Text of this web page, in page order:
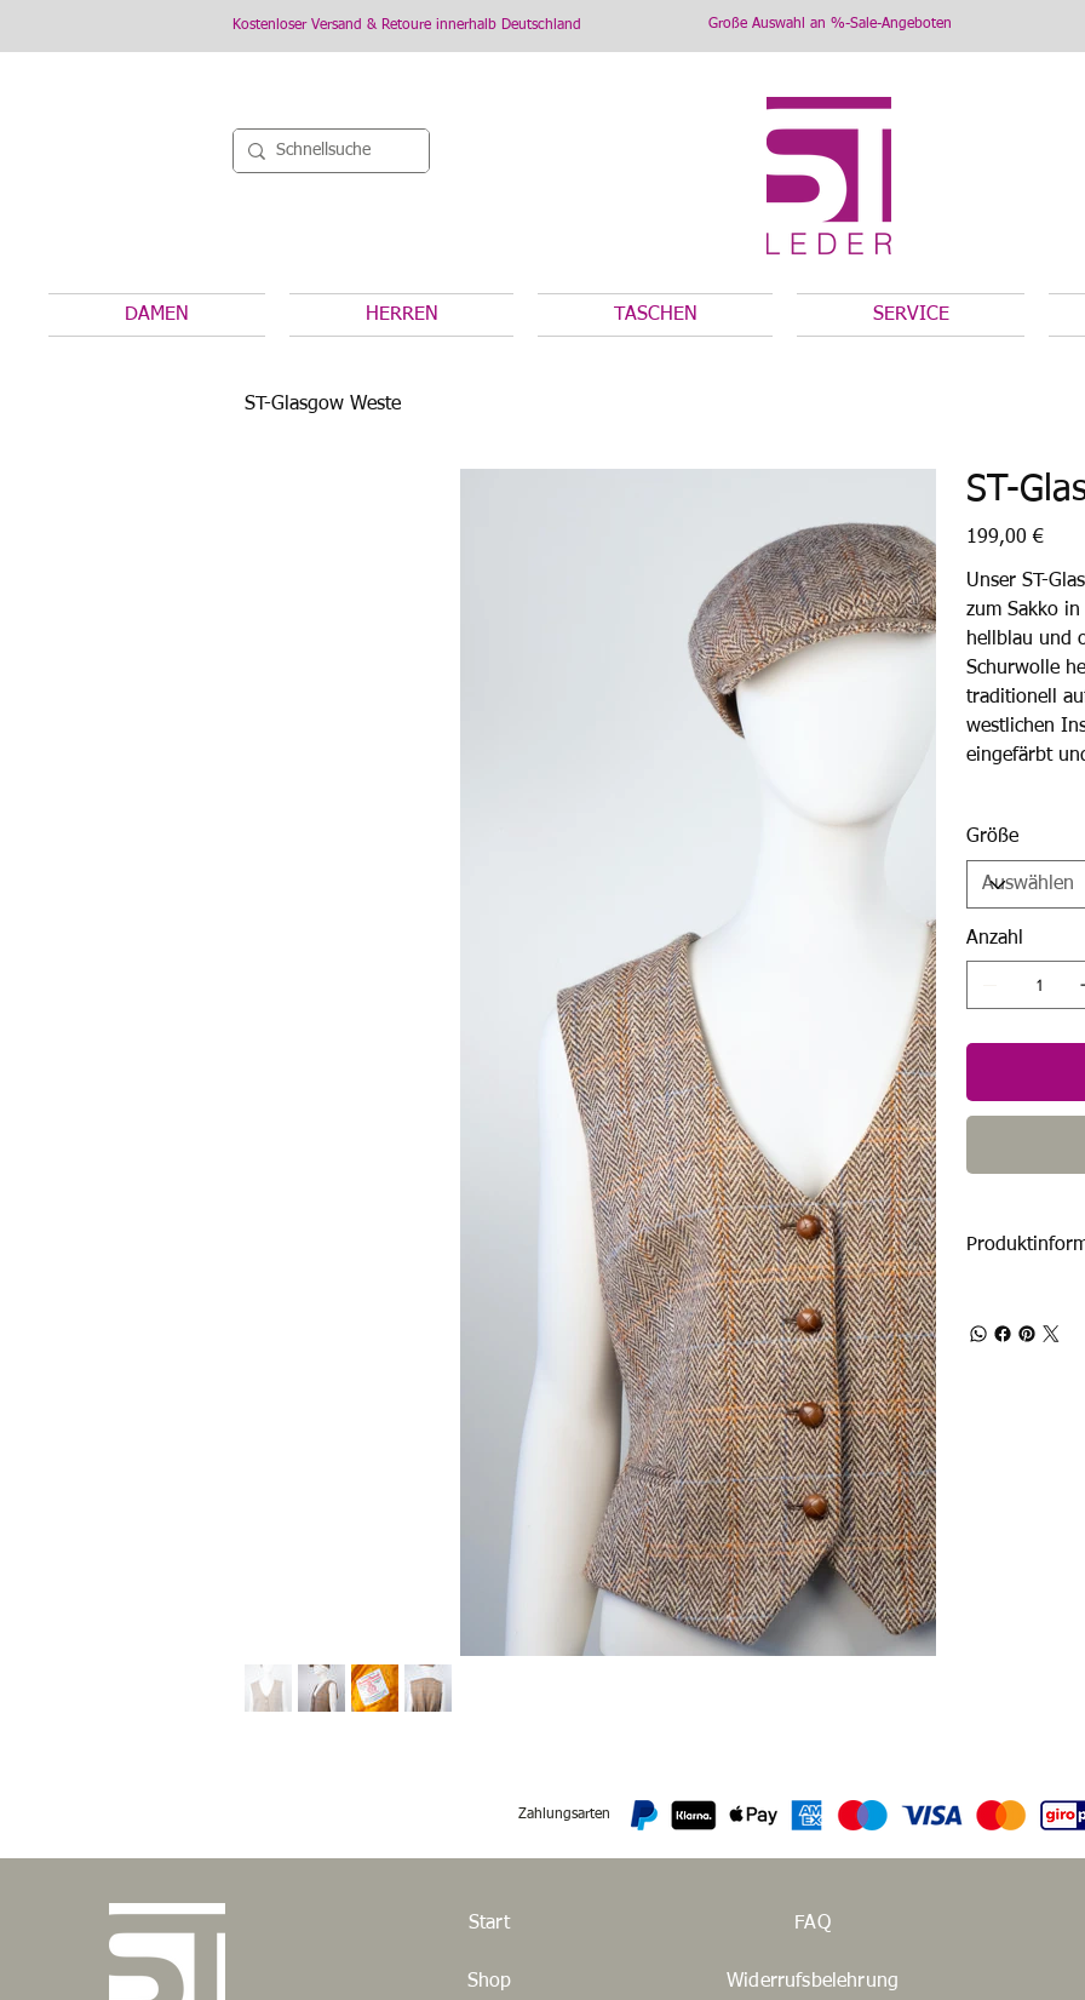
Kostenloser Versand & Retoure innerhalb Deutschland Große Auswahl an %-Sale-Angeboten
DAMEN HERREN TASCHEN SERVICE
ST-Glasgow Weste
ST-
Preis
199,00 €
Unser ST-
zum Sakko
hellblau und
Schurwolle
traditionell
westlichen
eingefärbt
Größe
Anzahl
Start
Shop
FAQ
Widerrufsbelehrung
Zahlungsarten